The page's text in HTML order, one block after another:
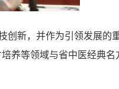
创新，并作为引领发展的
养等领域与省中医经典名